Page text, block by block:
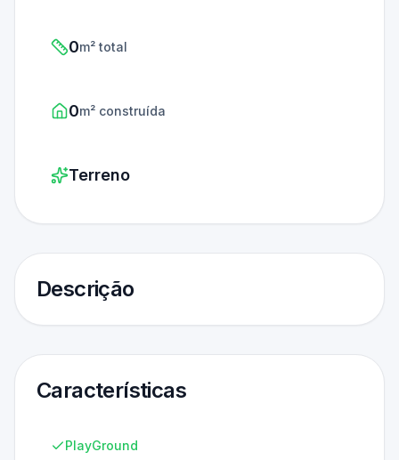
0m² total
0m² construída
Terreno
Descrição
Características
PlayGround